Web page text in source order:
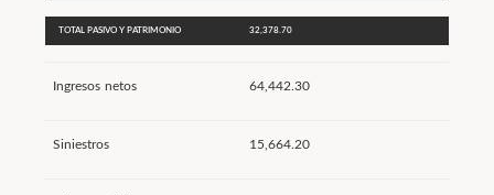
TOTAL PASIVO Y PATRIMONIO 32,378.70
Ingresos netos 64,442.30
Siniestros 15,664.20